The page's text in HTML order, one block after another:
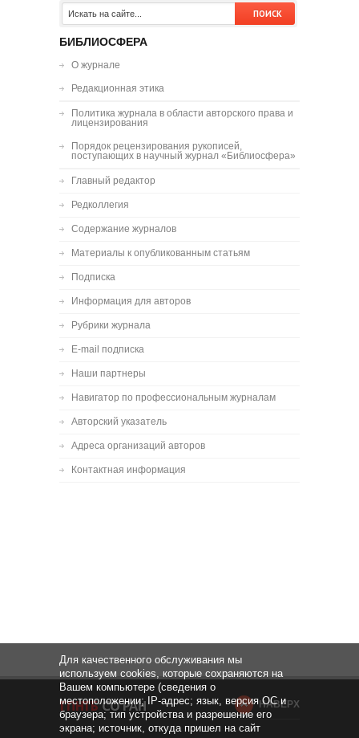
БИБЛИОСФЕРА
О журнале
Редакционная этика
Политика журнала в области авторского права и
лицензирования
Порядок рецензирования рукописей,
поступающих в научный журнал «Библиосфера»
Главный редактор
Редколлегия
Содержание журналов
Материалы к опубликованным статьям
Подписка
Информация для авторов
Рубрики журнала
E-mail подписка
Наши партнеры
Навигатор по профессиональным журналам
Авторский указатель
Адреса организаций авторов
Контактная информация
НАВЕРХ
Для качественного обслуживания мы
используем cookies, которые сохраняются на
Вашем компьютере (сведения о
местоположении; IP-адрес; язык, версия ОС и
браузера; тип устройства и разрешение его
экрана; источник, откуда пришел на сайт